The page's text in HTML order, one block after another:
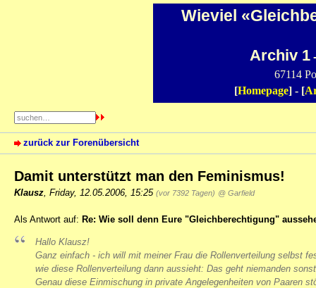
Wieviel
Archiv 1
67114
[Homepage] - [
zurück zur Forenübersicht
Damit unterstützt man den Feminismus!
Klausz Friday, 12.05.2006, 15:25 (vor 7392 Tagen) @ Garfield
Als Antwort auf: Re: Wie soll denn Eure "Gleichberechtigung"
Hallo Klausz!
Ganz einfach - ich will mit meiner Frau die Rollenverteilung selbst
wie diese Rollenverteilung dann aussieht: Das geht niemanden
Genau diese Einmischung in private Angelegenheiten von Paaren